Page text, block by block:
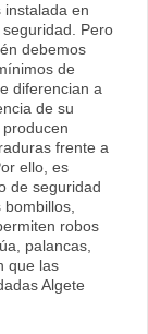
instalada en
Pero
debemos
de
diferencian a
de su
frente a
ello, es
de seguridad
robos
palancas,
que las
Algete